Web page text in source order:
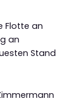
Flotte an
an
Stand